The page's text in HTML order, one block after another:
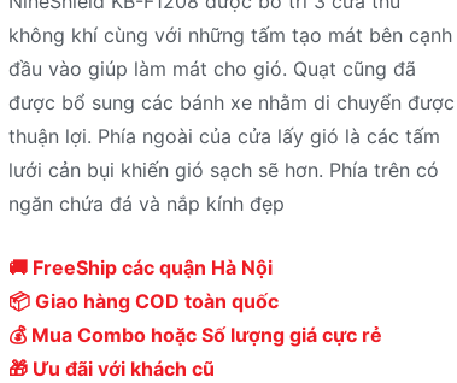
không khí cùng với những tấm tạo mát bên cạnh
đầu vào giúp làm mát cho gió. Quạt cũng đã
được bổ sung các bánh xe nhằm di chuyển được
thuận lợi. Phía ngoài của cửa lấy gió là các tấm
lưới cản bụi khiến gió sạch sẽ hơn. Phía trên có
ngăn chứa đá và nắp kính đẹp
🚚 FreeShip các quận Hà Nội
📦 Giao hàng COD toàn quốc
💰 Mua Combo hoặc Số lượng giá cực rẻ
🎁 Ưu đãi với khách cũ